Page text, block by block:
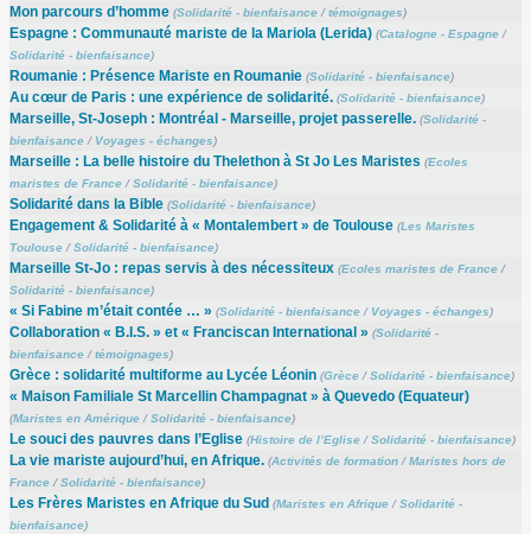
Mon parcours d’homme (Solidarité - bienfaisance/témoignages)
Espagne : Communauté mariste de la Mariola (Lerida) (Catalogne - Espagne/
Solidarité - bienfaisance)
Roumanie : Présence Mariste en Roumanie (Solidarité - bienfaisance)
Au cœur de Paris : une expérience de solidarité. (Solidarité - bienfaisance)
Marseille, St-Joseph : Montréal - Marseille, projet passerelle. (Solidarité -
bienfaisance/ Voyages - échanges)
Marseille : La belle histoire du Thelethon à St Jo Les Maristes (Ecoles
maristes de France/Solidarité - bienfaisance)
Solidarité dans la Bible (Solidarité - bienfaisance)
Engagement & Solidarité à « Montalembert » de Toulouse (Les Maristes
Toulouse/Solidarité - bienfaisance)
Marseille St-Jo : repas servis à des nécessiteux (Ecoles maristes de France/
Solidarité - bienfaisance)
« Si Fabine m’était contée … » (Solidarité - bienfaisance/ Voyages - échanges)
Collaboration « B.I.S. » et « Franciscan International » (Solidarité -
bienfaisance/témoignages)
Grèce : solidarité multiforme au Lycée Léonin (Grèce/Solidarité - bienfaisance)
« Maison Familiale St Marcellin Champagnat » à Quevedo (Equateur)
(Maristes en Amérique/Solidarité - bienfaisance)
Le souci des pauvres dans l’Eglise (Histoire de l’Eglise/Solidarité - bienfaisance)
La vie mariste aujourd’hui, en Afrique. (Activités de formation/Maristes hors de
France/Solidarité - bienfaisance)
Les Frères Maristes en Afrique du Sud (Maristes en Afrique/Solidarité -
bienfaisance)